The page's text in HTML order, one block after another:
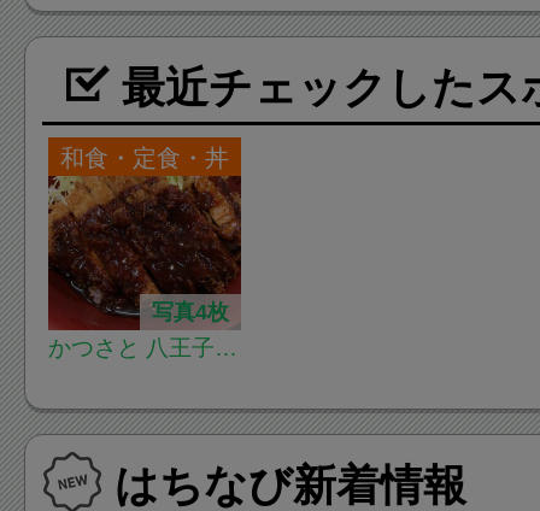
最近チェックしたス
和食・定食・丼
写真4枚
かつさと 八王子平
はちなび新着情報